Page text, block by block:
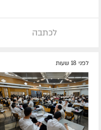
לכתבה
לפני 18 שעות